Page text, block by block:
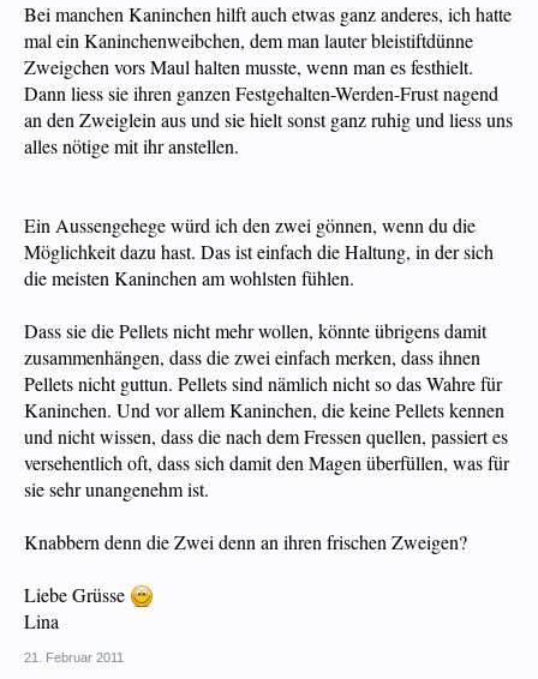
Bei manchen Kaninchen hilft auch etwas ganz anderes, ich hatte
mal ein Kaninchenweibchen, dem man lauter bleistiftdünne
Zweigchen vors Maul halten musste, wenn man es festhielt.
Dann liess sie ihren ganzen Festgehalten-Werden-Frust nagend
an den Zweiglein aus und sie hielt sonst ganz ruhig und liess uns
alles nötige mit ihr anstellen.
Ein Aussengehege würd ich den zwei gönnen, wenn du die
Möglichkeit dazu hast. Das ist einfach die Haltung, in der sich
die meisten Kaninchen am wohlsten fühlen.
Dass sie die Pellets nicht mehr wollen, könnte übrigens damit
zusammenhängen, dass die zwei einfach merken, dass ihnen
Pellets nicht guttun. Pellets sind nämlich nicht so das Wahre für
Kaninchen. Und vor allem Kaninchen, die keine Pellets kennen
und nicht wissen, dass die nach dem Fressen quellen, passiert es
versehentlich oft, dass sich damit den Magen überfüllen, was für
sie sehr unangenehm ist.
Knabbern denn die Zwei denn an ihren frischen Zweigen?
Liebe Grüsse
Lina
21. Februar 2011